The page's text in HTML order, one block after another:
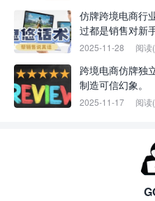
仿牌跨境电商行
过都是销售对新
2025-11-28 阅读
跨境电商仿牌独
制造可信幻象。
2025-11-17 阅读